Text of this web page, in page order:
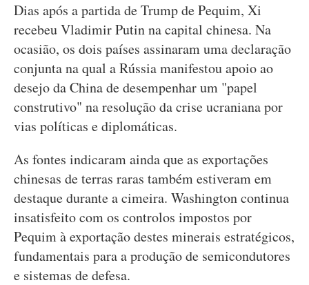
Dias após a partida de Trump de Pequim, Xi
recebeu Vladimir Putin na capital chinesa. Na
ocasião, os dois países assinaram uma declaração
conjunta na qual a Rússia manifestou apoio ao
desejo da China de desempenhar um "papel
construtivo" na resolução da crise ucraniana por
vias políticas e diplomáticas.
As fontes indicaram ainda que as exportações
chinesas de terras raras também estiveram em
destaque durante a cimeira. Washington continua
insatisfeito com os controlos impostos por
Pequim à exportação destes minerais estratégicos,
fundamentais para a produção de semicondutores
e sistemas de defesa.